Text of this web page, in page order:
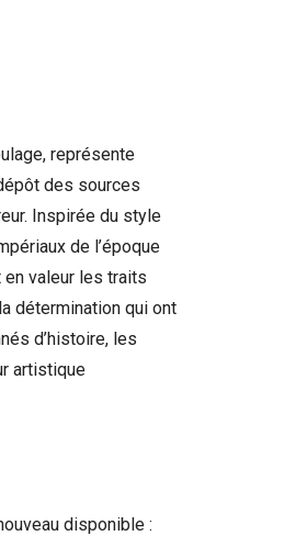
représente
des sources
Inspirée du style
de l’époque
valeur les traits
détermination qui ont
d’histoire, les
artistique
disponible :